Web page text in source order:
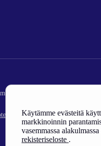
Käytämme evästeitä
markkinoinnin
vasemmassa
rekisteriseloste .
(kalatalouden edistäminen).